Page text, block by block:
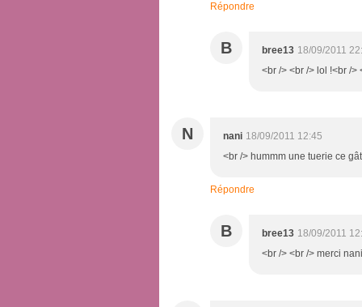
Répondre
B bree13 18/09/2011
<br /> <br /> lol !<br />
N nani 18/09/2011 12:45
<br /> hummm une tuerie ce
Répondre
B bree13 18/09/2011
<br /> <br /> merci